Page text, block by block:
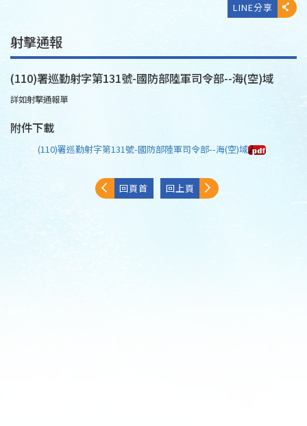
LINE分享
射擊通報
(110)署巡勤射字第131號-國防部陸軍司令部--海(空)域
詳如射擊通報單
附件下載
(110)署巡勤射字第131號-國防部陸軍司令部--海(空)域
回頁首 回上頁